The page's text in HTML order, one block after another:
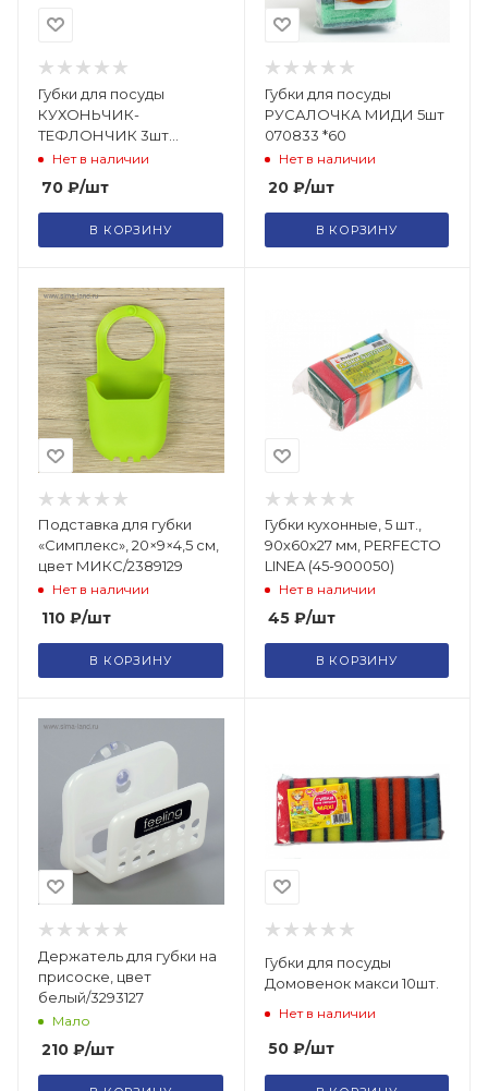
Губки для посуды
КУХОНЬЧИК-
ТЕФЛОНЧИК 3шт
Цирлих
Нет в наличии
70 ₽/шт
В КОРЗИНУ
Губки для посуды
РУСАЛОЧКА МИДИ 5шт
070833 *60
Нет в наличии
20₽/шт
В КОРЗИНУ
Подставка для губки
«Симплекс», 20×9×4,5 см,
цвет МИКС/2389129
Нет в наличии
110 ₽/шт
В КОРЗИНУ
Губки кухонные, 5 шт.,
90х60х27 мм, PERFECTO
LINEA (45-900050)
Нет в наличии
45₽/шт
В КОРЗИНУ
Держатель для губки на
присоске, цвет
белый/3293127
Мало
210 ₽/шт
Губки для посуды
Домовенок макси 10шт.
Нет в наличии
50₽/шт